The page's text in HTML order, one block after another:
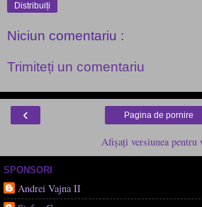
Distribuiți
Niciun comentariu :
Trimiteți un comentariu
‹ Pagina de pornire
Afișați versiunea pentru
SPONSORI
Andrei Vajna II